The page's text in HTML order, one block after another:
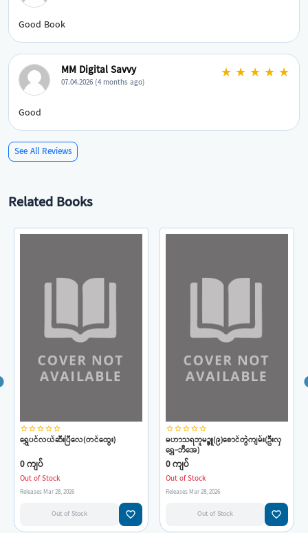
Good Book
MM Digital Savvy
07.04.2026 (4 months ago)
★ ★ ★ ★ ★
Good
See All Reviews
Related Books
star_borderstar_borderstar_borderstar_borderstar_border
ရွှေပင်လယ်ဆီးပြီလေ(တင်ထွေး)
0 ကျပ်
Out of Stock
Releases Mar 28, 2026
Out of Stock favorite_border
star_borderstar_borderstar_borderstar_borderstar_border
မဟာသရဘူမဉ္ဇူ(၉)စောင်တွဲကျမ်း(ဦးလှ
ရွှေ-ဘီအေ)
0 ကျပ်
Out of Stock
Releases Mar 28, 2026
Out of Stock favorite_border